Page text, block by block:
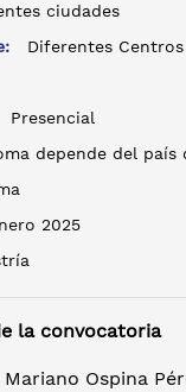
ciudades
Diferentes
Presencial
depende del país
2025
la convocatoria
Ospina